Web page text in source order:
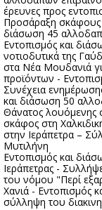
έρευνες προς
Προσάραξη σκάφους
διάσωση 45
Εντοπισμός και
νοτιοδυτικά της
στα Νέα Μουδανιά
προϊόντων -
Συνέχεια
και διάσωση 50
Θάνατος λουόμενης
σκάφος στη
στην Ιεράπετρα –
Μυτιλήνη
Εντοπισμός και
Ιεράπετρας -
του νόμου "Περί
Χανιά - Εντοπισμός
σύλληψη του